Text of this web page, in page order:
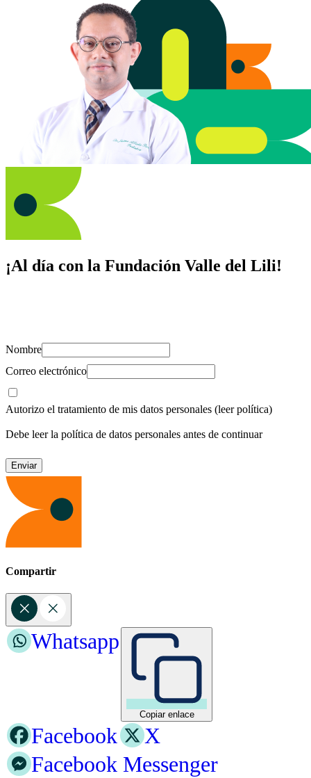
¡Al día con la Fundación Valle del Lili!
Nombre
Correo electrónico
Autorizo el tratamiento de mis datos personales (leer política)
Debe leer la política de datos personales antes de continuar
Compartir
Copiar enlace
Whatsapp
Facebook
X
Facebook Messenger